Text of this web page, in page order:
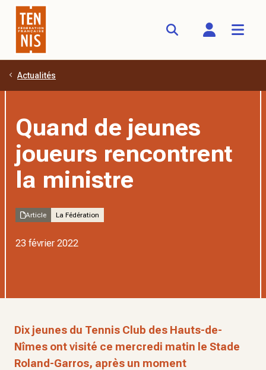
Aller au contenu principal
Actualités
Quand de jeunes
joueurs rencontrent
la ministre
Article La Fédération
23 février 2022
Dix jeunes du Tennis Club des Hauts-de-
Nîmes ont visité ce mercredi matin le Stade
Roland-Garros, après un moment